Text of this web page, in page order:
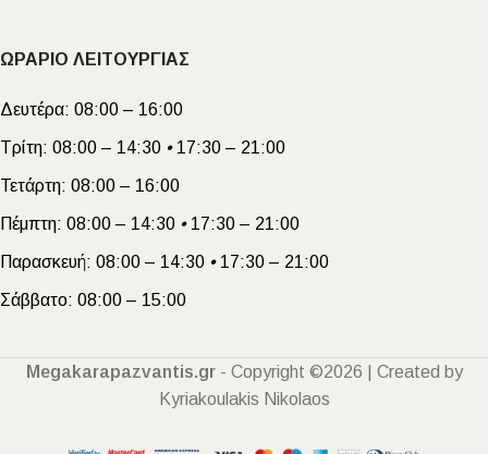
ΩΡΑΡΙΟ ΛΕΙΤΟΥΡΓΙΑΣ
Δευτέρα: 08:00 – 16:00
Τρίτη: 08:00 – 14:30 •17:30 – 21:00
Τετάρτη: 08:00 – 16:00
Πέμπτη: 08:00 – 14:30 •17:30 – 21:00
Παρασκευή: 08:00 – 14:30 •17:30 – 21:00
Σάββατο: 08:00 – 15:00
Megakarapazvantis.gr- Copyright ©2026 | Created by
Kyriakoulakis Nikolaos